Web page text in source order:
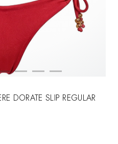
DORATE SLIP REGULAR